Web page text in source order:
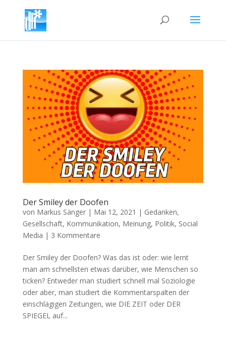
Der Smiley der Doofen
von Markus Sänger| Mai 12, 2021 | Gedanken,
Gesellschaft, Kommunikation, Meinung, Politik, Social
Media | 3 Kommentare
Der Smiley der Doofen? Was das ist oder: wie lernt
man am schnellsten etwas darüber, wie Menschen so
ticken? Entweder man studiert schnell mal Soziologie
oder aber, man studiert die Kommentarspalten der
einschlägigen Zeitungen, wie DIE ZEIT oder DER
SPIEGEL auf...